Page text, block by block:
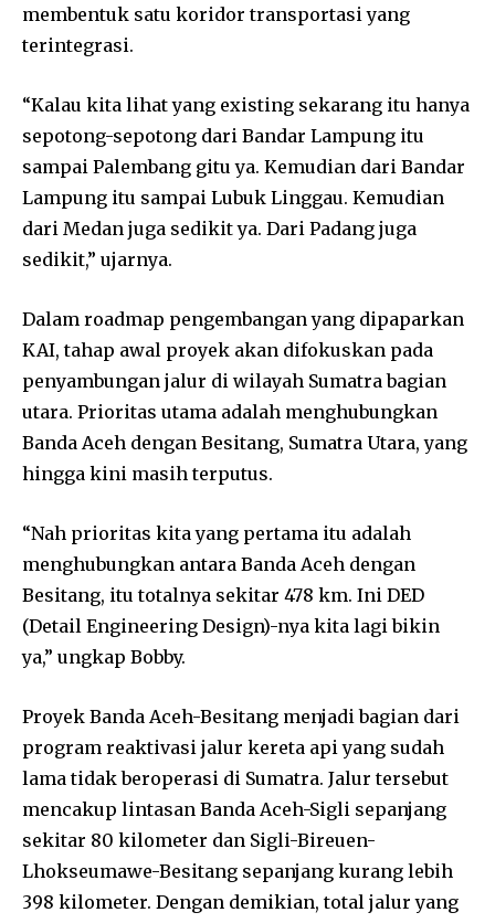
membentuk satu koridor transportasi yang
terintegrasi.
“Kalau kita lihat yang existing sekarang itu hanya
sepotong-sepotong dari Bandar Lampung itu
sampai Palembang gitu ya. Kemudian dari Bandar
Lampung itu sampai Lubuk Linggau. Kemudian
dari Medan juga sedikit ya. Dari Padang juga
sedikit,” ujarnya.
Dalam roadmap pengembangan yang dipaparkan
KAI, tahap awal proyek akan difokuskan pada
penyambungan jalur di wilayah Sumatra bagian
utara. Prioritas utama adalah menghubungkan
Banda Aceh dengan Besitang, Sumatra Utara, yang
hingga kini masih terputus.
“Nah prioritas kita yang pertama itu adalah
menghubungkan antara Banda Aceh dengan
Besitang, itu totalnya sekitar 478 km. Ini DED
(Detail Engineering Design)-nya kita lagi bikin
ya,” ungkap Bobby.
Proyek Banda Aceh-Besitang menjadi bagian dari
program reaktivasi jalur kereta api yang sudah
lama tidak beroperasi di Sumatra. Jalur tersebut
mencakup lintasan Banda Aceh-Sigli sepanjang
sekitar 80 kilometer dan Sigli-Bireuen-
Lhokseumawe-Besitang sepanjang kurang lebih
398 kilometer. Dengan demikian, total jalur yang